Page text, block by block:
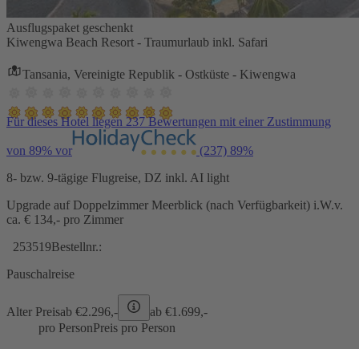
Ausflugspaket geschenkt
Kiwengwa Beach Resort - Traumurlaub inkl. Safari
Tansania, Vereinigte Republik - Ostküste - Kiwengwa
Für dieses Hotel liegen 237 Bewertungen mit einer Zustimmung
von 89% vor (237) 89%
8- bzw. 9-tägige Flugreise, DZ inkl. AI light
Upgrade auf Doppelzimmer Meerblick (nach Verfügbarkeit) i.W.v.
ca. € 134,- pro Zimmer
253519Bestellnr.:
Pauschalreise
Alter Preisab €2.296,- ab €1.699,-
pro PersonPreis pro Person